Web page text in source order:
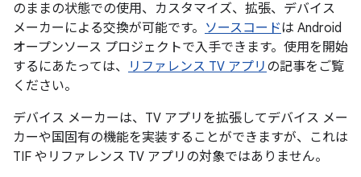
のままの状態での使用、カスタマイズ、拡張、デバイス
メーカーによる交換が可能です。 ソースコードは Android
オープンソース プロジェクトで入手できます。使用を開始
するにあたっては、
リファレンス TV アプリ の記事をご覧
ください。
デバイス メーカーは、TV アプリを拡張してデバイス メー
カーや国固有の機能を実装することができますが、これは
TIF やリファレンス TV アプリの対象ではありません。